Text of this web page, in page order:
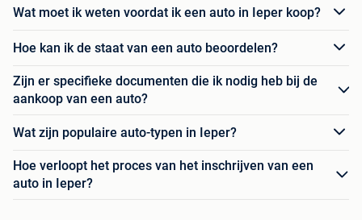
Wat moet ik weten voordat ik een auto in Ieper koop?
Hoe kan ik de staat van een auto beoordelen?
Zijn er specifieke documenten die ik nodig heb bij de
aankoop van een auto?
Wat zijn populaire auto-typen in Ieper?
Hoe verloopt het proces van het inschrijven van een
auto in Ieper?